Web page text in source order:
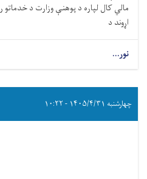
مالي کال لپاره د پوهنې وزارت د
اړوند د
نور...
چهارشنبه ۱۴۰۵/۴/۳۱ - ۱۰:۲۲